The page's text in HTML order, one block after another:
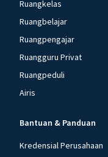
Ruangkelas
Ruangbelajar
Ruangpengajar
Ruangguru Privat
Ruangpeduli
Airis
Bantuan & Panduan
Kredensial Perusahaan